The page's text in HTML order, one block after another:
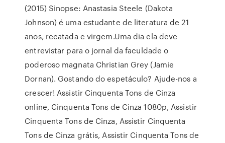
(2015) Sinopse: Anastasia Steele (Dakota
Johnson) é uma estudante de literatura de 21
anos, recatada e virgem.Uma dia ela deve
entrevistar para o jornal da faculdade o
poderoso magnata Christian Grey (Jamie
Dornan). Gostando do espetáculo? Ajude-nos a
crescer! Assistir Cinquenta Tons de Cinza
online, Cinquenta Tons de Cinza 1080p, Assistir
Cinquenta Tons de Cinza, Assistir Cinquenta
Tons de Cinza grátis, Assistir Cinquenta Tons de